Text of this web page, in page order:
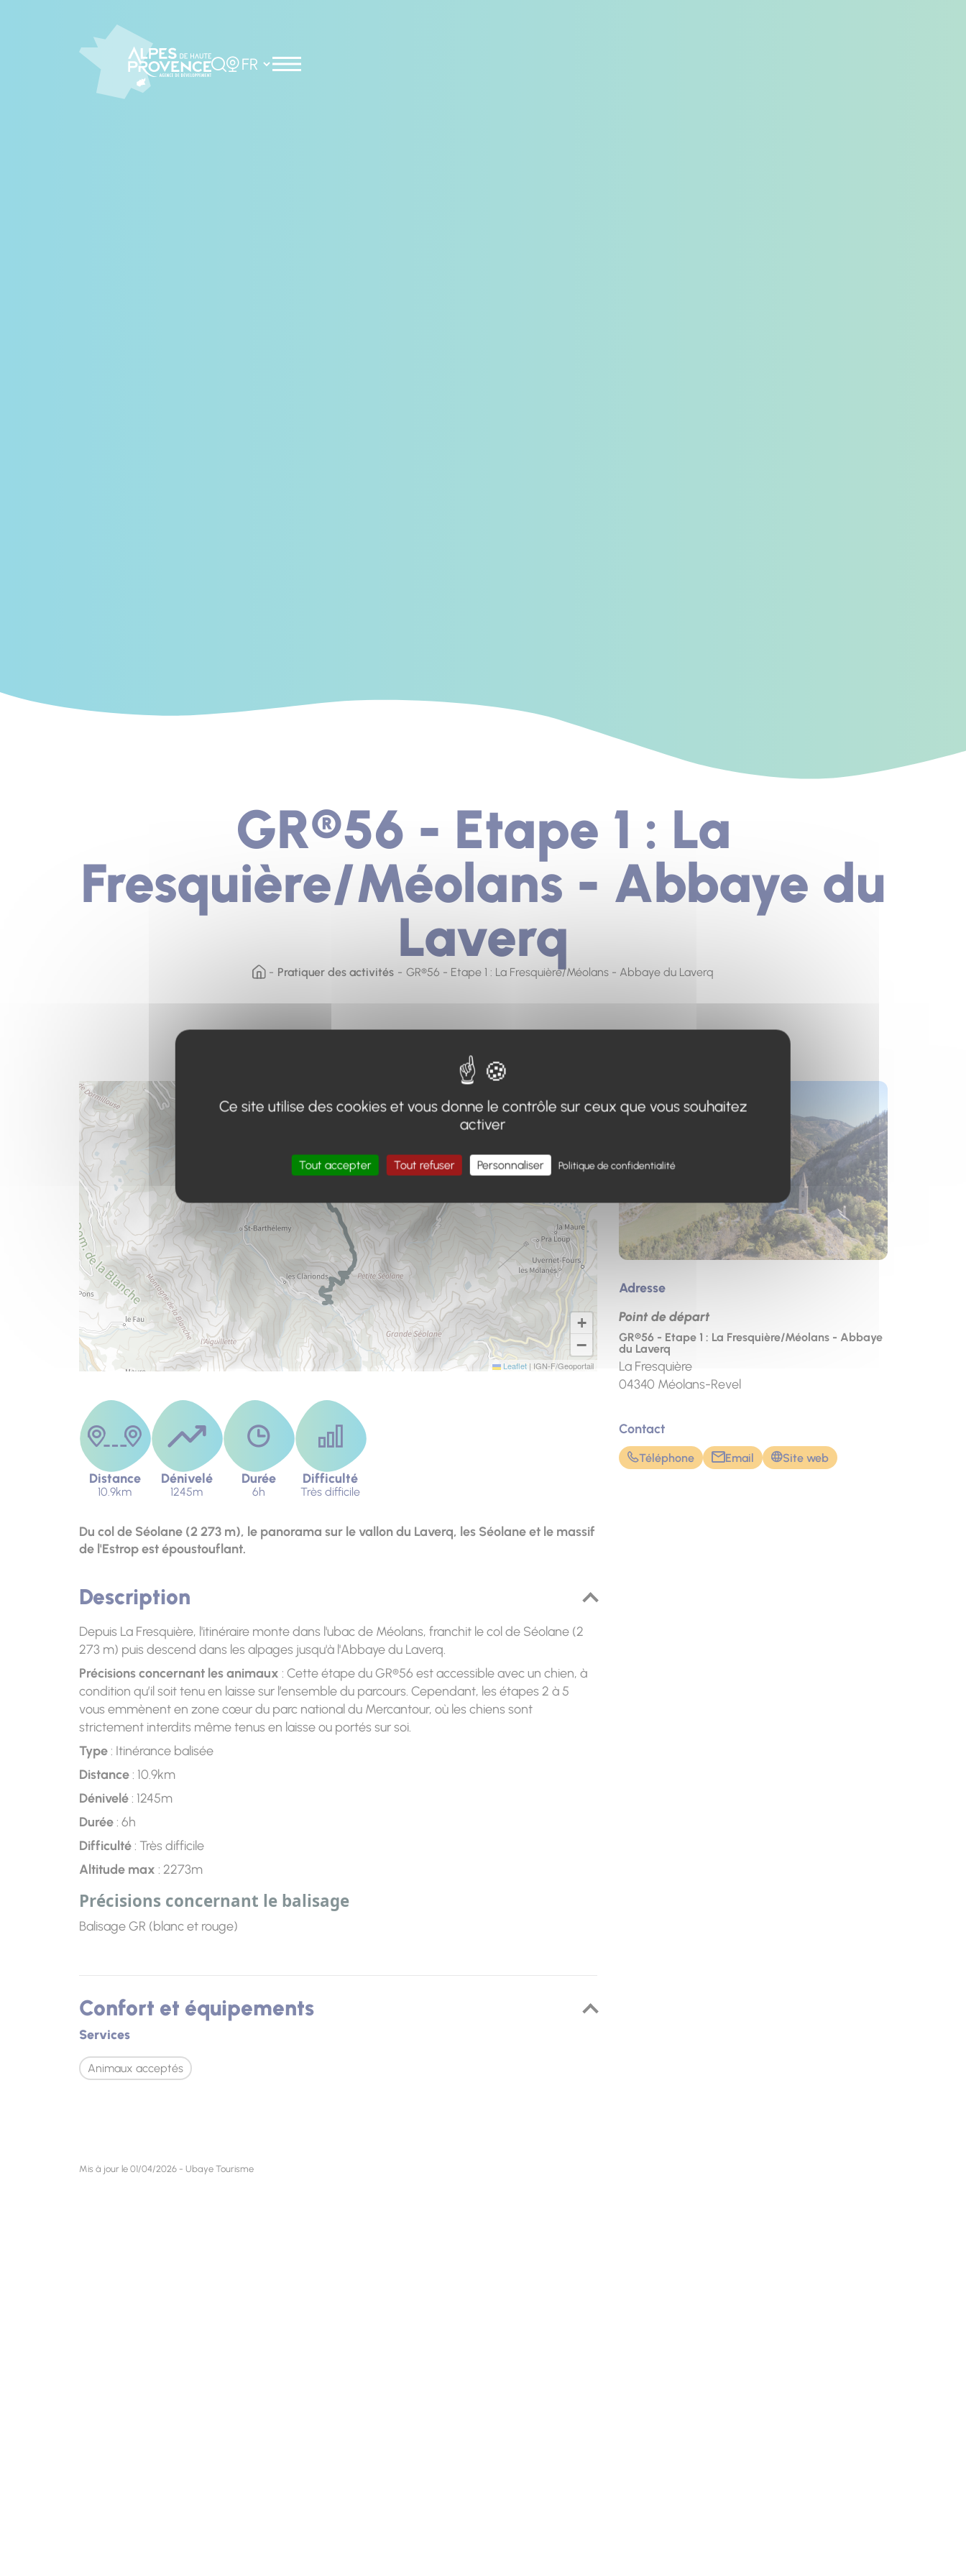
Rechercher
Choisir la langue
GR®56 - Etape 1 : La
Fresquière/Méolans - Abbaye du
Laverq
Pratiquer des activités GR®56 - Etape 1 : La Fresquière/Méolans - Abbaye du Laverq
+
−
Leaflet | IGN-F/Geoportail
Télécharger l'itinéraire (GPX)
(téléchargement, ouverture dans un nouvel onglet)
Distance
10.9km
Dénivelé
1245m
Durée
6h
Difficulté
Très difficile
Du col de Séolane (2 273 m), le panorama sur le vallon du Laverq, les Séolane et le massif
de l'Estrop est époustouflant.
Description
Depuis La Fresquière, l'itinéraire monte dans l'ubac de Méolans, franchit le col de Séolane (2
273 m) puis descend dans les alpages jusqu'à l'Abbaye du Laverq.
Précisions concernant les animaux : Cette étape du GR®56 est accessible avec un chien, à
condition qu’il soit tenu en laisse sur l’ensemble du parcours. Cependant, les étapes 2 à 5
vous emmènent en zone cœur du parc national du Mercantour, où les chiens sont
strictement interdits même tenus en laisse ou portés sur soi.
Type: Itinérance balisée
Distance: 10.9km
Dénivelé: 1245m
Durée: 6h
Difficulté: Très difficile
Altitude max : 2273m
Précisions concernant le balisage
Balisage GR (blanc et rouge)
Confort et équipements
Services
Animaux acceptés
Adresse
Point de départ
GR®56 - Etape 1 : La Fresquière/Méolans - Abbaye
du Laverq
La Fresquière
04340 Méolans-Revel
Contact
Téléphone Email Site web
Mis à jour le 01/04/2026 - Ubaye Tourisme
Ce site utilise des cookies et vous donne le contrôle sur ceux que vous souhaitez
activer
Tout accepter Tout refuser Personnaliser Politique de confidentialité